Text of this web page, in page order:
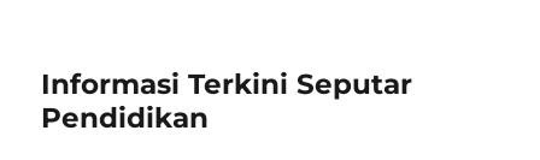
Informasi Terkini Seputar
Pendidikan